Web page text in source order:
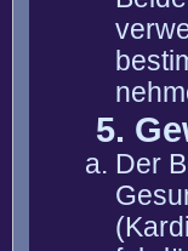
5.
Der